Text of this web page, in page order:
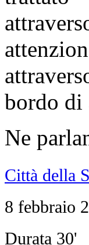
bordo di
Ne
Città della
8 febbraio
Durata 30'